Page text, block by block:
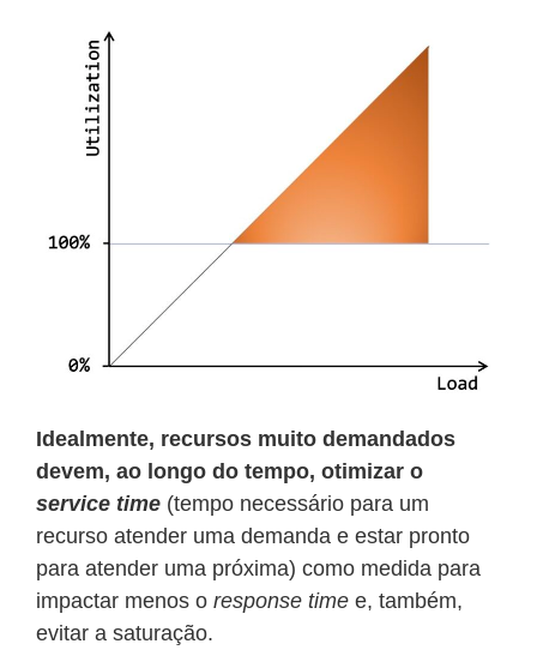
Idealmente, recursos muito demandados
devem, ao longo do tempo, otimizar o
service time (tempo necessário para um
recurso atender uma demanda e estar pronto
para atender uma próxima) como medida para
impactar menos o response time e, também,
evitar a saturação.